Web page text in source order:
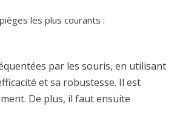
les plus courants :
par les souris, en utilisant
et sa robustesse. Il est
De plus, il faut ensuite